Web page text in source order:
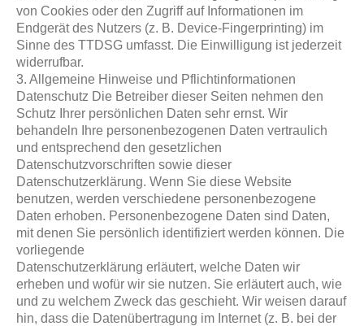
von Cookies oder den Zugriff auf Informationen im
Endgerät des Nutzers (z. B. Device-Fingerprinting) im
Sinne des TTDSG umfasst. Die Einwilligung ist jederzeit
widerrufbar.
3. Allgemeine Hinweise und Pflichtinformationen
Datenschutz Die Betreiber dieser Seiten nehmen den
Schutz Ihrer persönlichen Daten sehr ernst. Wir
behandeln Ihre personenbezogenen Daten vertraulich
und entsprechend den gesetzlichen
Datenschutzvorschriften sowie dieser
Datenschutzerklärung. Wenn Sie diese Website
benutzen, werden verschiedene personenbezogene
Daten erhoben. Personenbezogene Daten sind Daten,
mit denen Sie persönlich identifiziert werden können. Die
vorliegende
Datenschutzerklärung erläutert, welche Daten wir
erheben und wofür wir sie nutzen. Sie erläutert auch, wie
und zu welchem Zweck das geschieht. Wir weisen darauf
hin, dass die Datenübertragung im Internet (z. B. bei der